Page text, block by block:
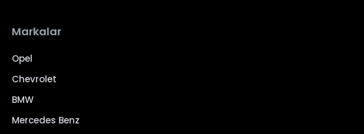
Markalar
Opel
Chevrolet
BMW
Mercedes Benz